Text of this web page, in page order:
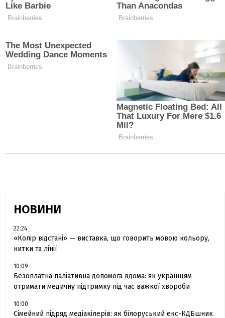
НОВИНИ
22:24
«Колір відстані» — виставка, що говорить мовою кольору,
нитки та лінії
10:09
Безоплатна паліативна допомога вдома: як українцям
отримати медичну підтримку під час важкої хвороби
10:00
Сімейний підряд медіакілерів: як білоруський екс-КДБшник